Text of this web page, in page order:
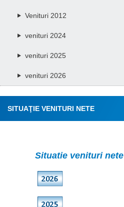
Venituri 2012
venituri 2024
venituri 2025
venituri 2026
SITUAŢIE VENITURI NETE
Situatie venituri nete